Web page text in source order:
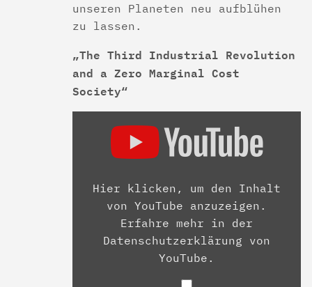
unseren Planeten neu aufblühen
zu lassen.
„The Third Industrial Revolution
and a Zero Marginal Cost
Society“
Hier klicken, um den Inhalt
von YouTube anzuzeigen.
Erfahre mehr in der
Datenschutzerklärung von
YouTube .